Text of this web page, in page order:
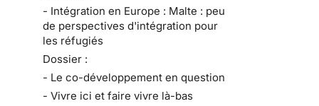
- Intégration en Europe : Malte : peu
de perspectives d'intégration pour
les réfugiés
Dossier :
- Le co-développement en question
- Vivre ici et faire vivre là-bas